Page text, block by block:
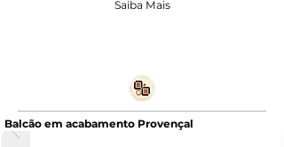
Saiba Mais
Balcão em acabamento Provençal